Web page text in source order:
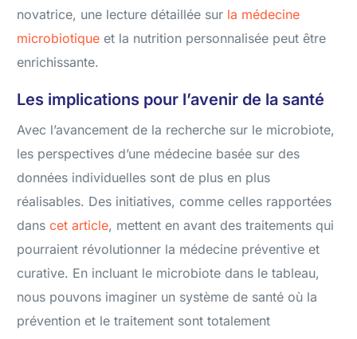
novatrice, une lecture détaillée sur la médecine
microbiotique et la nutrition personnalisée peut être
enrichissante.
Les implications pour l’avenir de la santé
Avec l’avancement de la recherche sur le microbiote,
les perspectives d’une médecine basée sur des
données individuelles sont de plus en plus
réalisables. Des initiatives, comme celles rapportées
danscet article, mettent en avant des traitements qui
pourraient révolutionner la médecine préventive et
curative. En incluant le microbiote dans le tableau,
nous pouvons imaginer un système de santé où la
prévention et le traitement sont totalement